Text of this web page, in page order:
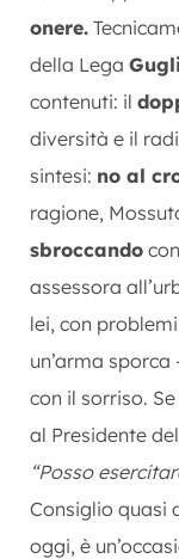
onere.
della Lega
contenuti: il
diversità e il
sintesi: no al
ragione,
sbroccando
assessora
lei, con
un’arma
con il sorriso.
al Presidente
“Posso
Consiglio quasi
oggi, è